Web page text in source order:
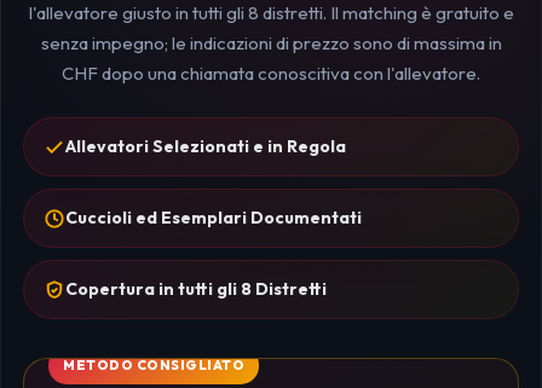
l'allevatore giusto in tutti gli 8 distretti. Il matching è gratuito e
senza impegno; le indicazioni di prezzo sono di massima in
CHF dopo una chiamata conoscitiva con l'allevatore.
Allevatori Selezionati e in Regola
Cuccioli ed Esemplari Documentati
Copertura in tutti gli 8 Distretti